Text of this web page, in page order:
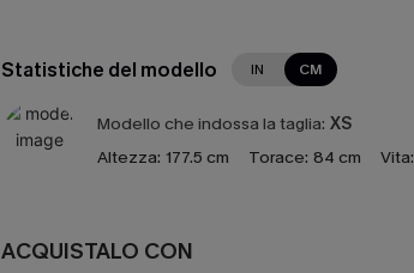
Statistiche del modello IN CM
Modello che indossa la taglia: XS
Altezza: 177.5 cm Torace: 84 cm Vita:
ACQUISTALO CON